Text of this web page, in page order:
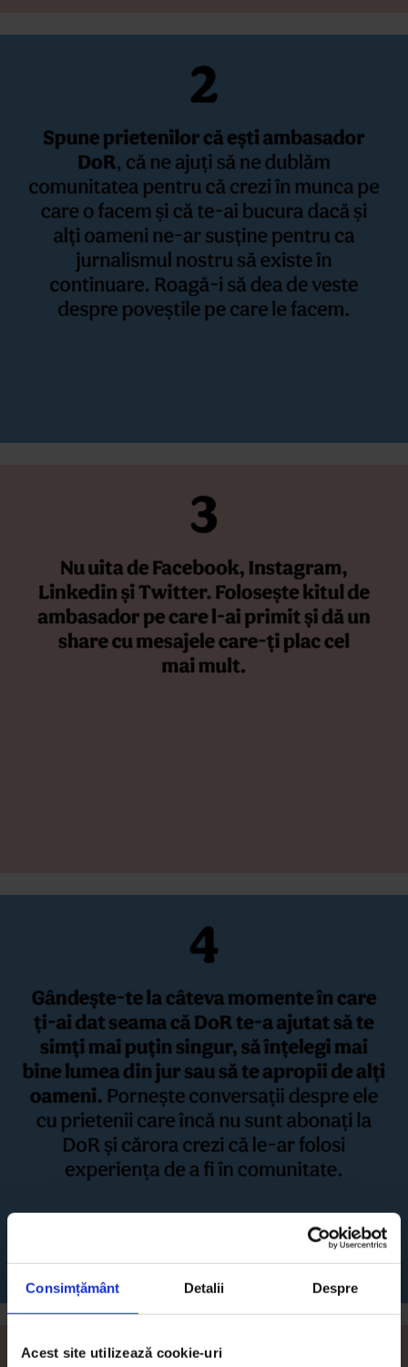
Consimțământ Detalii Despre
Acest site utilizează cookie-uri